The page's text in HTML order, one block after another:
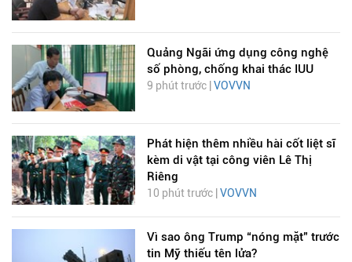
Quảng Ngãi ứng dụng công nghệ
số phòng, chống khai thác IUU
9 phút trước |VOVVN
Phát hiện thêm nhiều hài cốt liệt sĩ
kèm di vật tại công viên Lê Thị
Riêng
10 phút trước | VOVVN
Vì sao ông Trump “nóng mặt” trước
tin Mỹ thiếu tên lửa?